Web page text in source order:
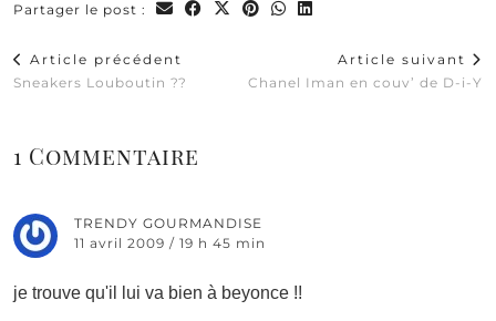
Partager le post :
Article précédent
Sneakers Louboutin ??
Article suivant
Chanel Iman en couv’ de D-i-Y
1 Commentaire
TRENDY GOURMANDISE
11 avril 2009 / 19 h 45 min
je trouve qu'il lui va bien à beyonce !!